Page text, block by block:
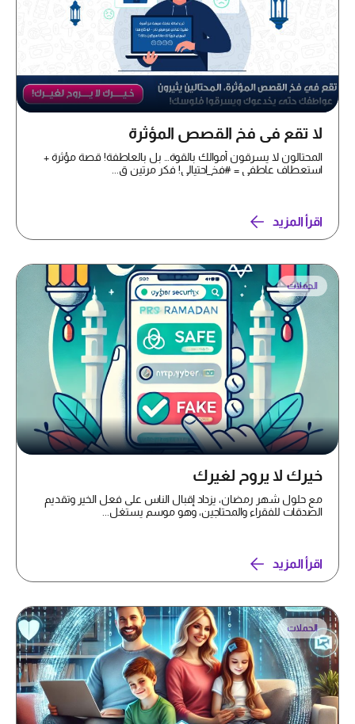
لا تقع في فخ القصص المؤثرة
المحتالون لا يسرقون أموالك بالقوة… بل بالعاطفة! قصة مؤثرة +
استعطاف عاطفي = #فخ_احتيالي! فكر مرتين ق...
اقرأ المزيد
الحملات
خيرك لا يروح لغيرك
مع حلول شهر رمضان، يزداد إقبال الناس على فعل الخير وتقديم
الصدقات للفقراء والمحتاجين، وهو موسم يستغل...
اقرأ المزيد
الحملات